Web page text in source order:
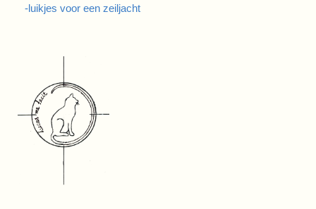
-luikjes voor een zeiljacht